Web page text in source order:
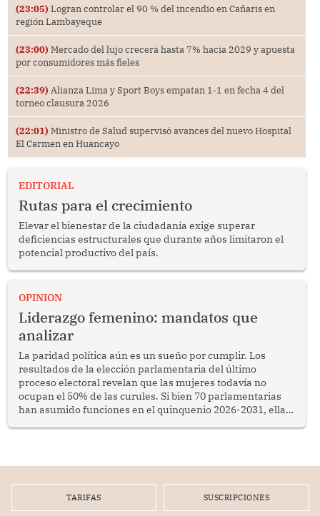
(23:05) Logran controlar el 90 % del incendio en Cañaris en
región Lambayeque
(23:00) Mercado del lujo crecerá hasta 7% hacia 2029 y apuesta
por consumidores más fieles
(22:39) Alianza Lima y Sport Boys empatan 1-1 en fecha 4 del
torneo clausura 2026
(22:01) Ministro de Salud supervisó avances del nuevo Hospital
El Carmen en Huancayo
EDITORIAL
Rutas para el crecimiento
Elevar el bienestar de la ciudadanía exige superar
deficiencias estructurales que durante años limitaron el
potencial productivo del país.
OPINION
Liderazgo femenino: mandatos que
analizar
La paridad política aún es un sueño por cumplir. Los
resultados de la elección parlamentaria del último
proceso electoral revelan que las mujeres todavía no
ocupan el 50% de las curules. Si bien 70 parlamentarias
han asumido funciones en el quinquenio 2026-2031, ellas
TARIFAS SUSCRIPCIONES